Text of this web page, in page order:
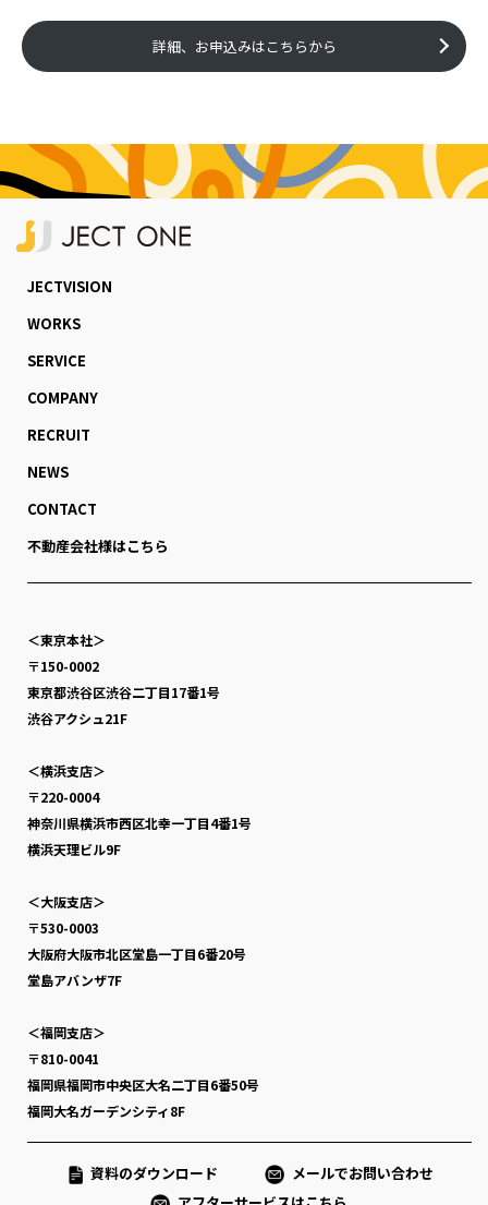
詳細、お申込みはこちらから
JECTVISION
WORKS
SERVICE
COMPANY
RECRUIT
NEWS
CONTACT
不動産会社様はこちら
＜東京本社＞
〒150-0002
東京都渋谷区渋谷二丁目17番1号
渋谷アクシュ21F
＜横浜支店＞
〒220-0004
神奈川県横浜市西区北幸一丁目4番1号
横浜天理ビル9F
＜大阪支店＞
〒530-0003
大阪府大阪市北区堂島一丁目6番20号
堂島アバンザ7F
＜福岡支店＞
〒810-0041
福岡県福岡市中央区大名二丁目6番50号
福岡大名ガーデンシティ8F
資料のダウンロード
メールでお問い合わせ